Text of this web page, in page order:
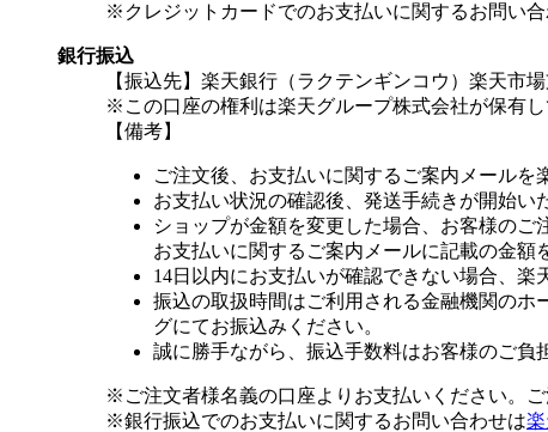
※クレジットカードでのお支払いに関するお問い
銀行振込
【振込先】楽天銀行（ラクテンギンコウ）楽天市
※この口座の権利は楽天グループ株式会社が保有し
【備考】
ご注文後、お支払いに関するご案内メールを
お支払い状況の確認後、発送手続きが開始い
ショップが金額を変更した場合、お客様のご
お支払いに関するご案内メールに記載の金額
14日以内にお支払いが確認できない場合、楽
振込の取扱時間はご利用される金融機関の
グにてお振込みください。
誠に勝手ながら、振込手数料はお客様のご負
※ご注文者様名義の口座よりお支払いください。
※銀行振込でのお支払いに関するお問い合わせは